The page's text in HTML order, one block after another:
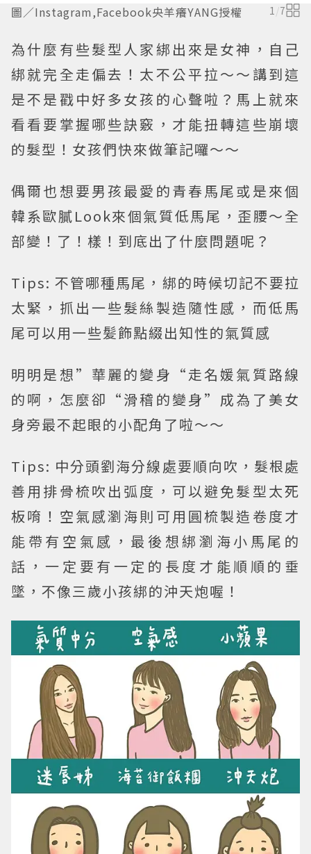
圖／Instagram,Facebook央羊癢YANG授權 1/7
為什麼有些髮型人家綁出來是女神，自己
綁就完全走偏去！太不公平拉～～講到這
是不是戳中好多女孩的心聲啦？馬上就來
看看要掌握哪些訣竅，才能扭轉這些崩壞
的髮型！女孩們快來做筆記囉～～
偶爾也想要男孩最愛的青春馬尾或是來個
韓系歐膩Look來個氣質低馬尾，歪腰～全
部變！了！樣！到底出了什麼問題呢？
Tips:不管哪種馬尾，綁的時候切記不要拉
太緊，抓出一些髮絲製造隨性感，而低馬
尾可以用一些髪飾點綴出知性的氣質感
明明是想”華麗的變身“走名媛氣質路線
的啊，怎麼卻“滑稽的變身”成為了美女
身旁最不起眼的小配角了啦～～
Tips: 中分頭劉海分線處要順向吹，髮根處
善用排骨梳吹出弧度，可以避免髮型太死
板唷！空氣感瀏海則可用圓梳製造卷度才
能帶有空氣感，最後想綁瀏海小馬尾的
話，一定要有一定的長度才能順順的垂
墜，不像三歲小孩綁的沖天炮喔！